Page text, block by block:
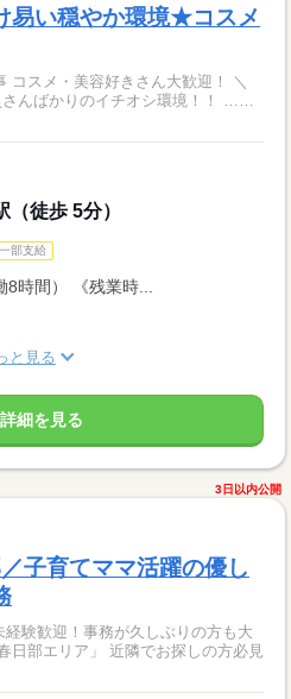
易い穏やか環境★コスメ
ばかりのイチオシ環境！！ ……
徒歩 5分）
部支給
時間） 《残業時...
と見る
細を見る
3日以内公開
子育てママ活躍の優し